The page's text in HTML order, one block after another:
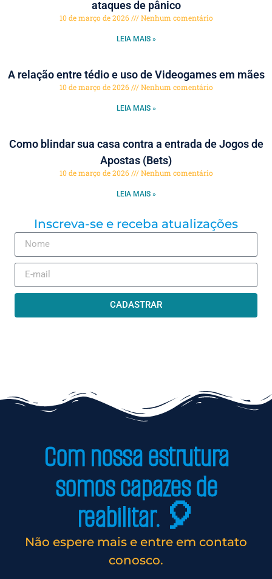
ataques de pânico
10 de março de 2026 Nenhum comentário
LEIA MAIS »
A relação entre tédio e uso de Videogames em mães
10 de março de 2026 Nenhum comentário
LEIA MAIS »
Como blindar sua casa contra a entrada de Jogos de
Apostas (Bets)
10 de março de 2026 Nenhum comentário
LEIA MAIS »
Inscreva-se e receba atualizações
CADASTRAR
Com nossa estrutura
somos capazes de
reabilitar. 🎈
Não espere mais e entre em contato
conosco.